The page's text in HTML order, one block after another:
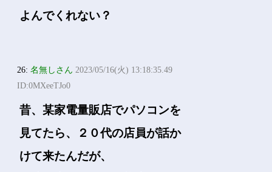
よんでくれない？
26:名無しさん 2023/05/16(火) 13:18:35.49
ID:0MXeeTJo0
昔、某家電量販店でパソコンを
見てたら、２０代の店員が話か
けて来たんだが、